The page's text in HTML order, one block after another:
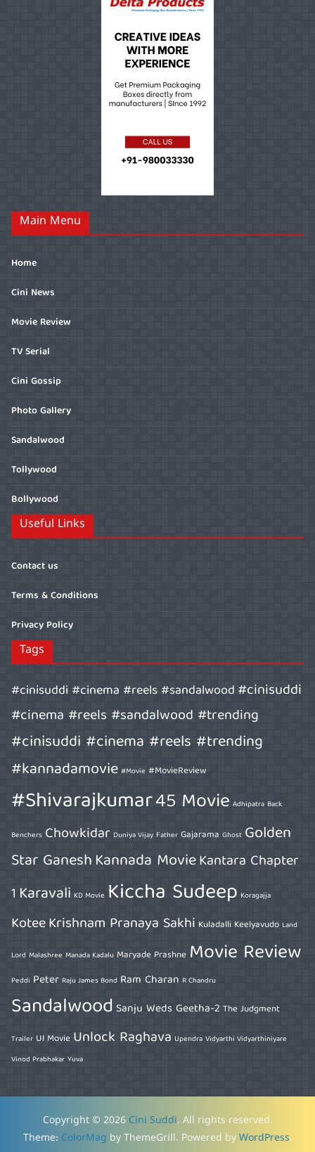
Main Menu
Home
Cini News
Movie Review
TV Serial
Cini Gossip
Photo Gallery
Sandalwood
Tollywood
Bollywood
Useful Links
Contact us
Terms & Conditions
Privacy Policy
Tags
#cinisuddi #cinema #reels #sandalwood#cinisuddi
#cinema #reels #sandalwood #trending
#cinisuddi #cinema #reels #trending
#kannadamovie #Movie #MovieReview
#Shivarajkumar45 Movie Adhipatra Back
Benchers Chowkidar Duniya Vijay Father Gajarama Ghost Golden
Star GaneshKannada MovieKantara Chapter
1 Karavali KD Movie Kiccha Sudeep Koragajja
KoteeKrishnam Pranaya Sakhi Kuladalli Keelyavudo Land
Lord Malashree Manada Kadalu Maryade Prashne Movie Review
Peddi Peter Raju James Bond Ram Charan R Chandru
Sandalwood Sanju Weds Geetha-2 The Judgment
Trailer UI Movie Unlock Raghava Upendra Vidyarthi Vidyarthiniyare
Vinod Prabhakar Yuva
Copyright © 2026 Cini Suddi. All rights reserved.
Theme: ColorMag by ThemeGrill. Powered by WordPress.